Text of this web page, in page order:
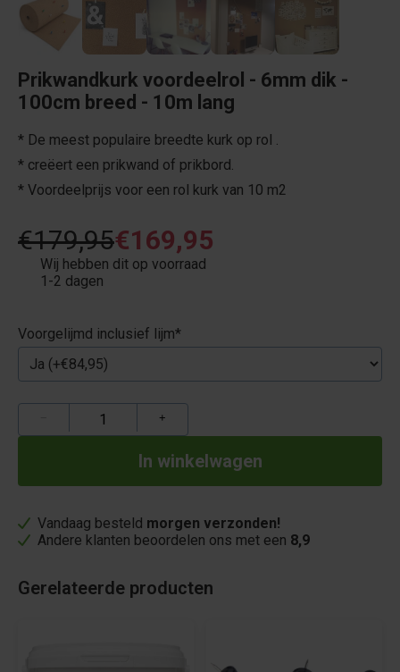
Prikwandkurk voordeelrol - 6mm dik -
100cm breed - 10m lang
* De meest populaire breedte kurk op rol .
* creëert een prikwand of prikbord.
* Voordeelprijs voor een rol kurk van 10 m2
€179,95€169,95
Wij hebben dit op voorraad
1-2 dagen
Voorgelijmd inclusief lijm*
+
Vandaag besteld morgen verzonden!
Andere klanten beoordelen ons met een 8,9
Gerelateerde producten